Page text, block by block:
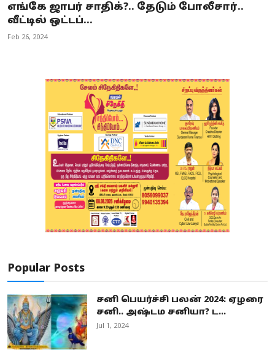
எங்கே ஜாபர் சாதிக்?.. தேடும் போலீசார்..
வீட்டில் ஒட்டப்...
Feb 26, 2024
Popular Posts
சனி பெயர்ச்சி பலன் 2024: ஏழரை
சனி.. அஷ்டம சனியா? ட...
Jul 1, 2024